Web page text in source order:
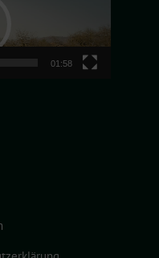
01:58